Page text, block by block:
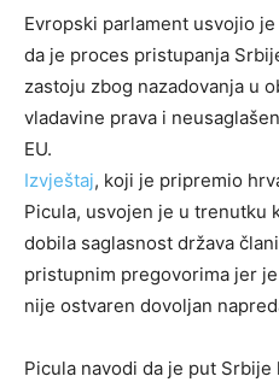
Evropski parlament usvojio
da je proces pristupanja
zastoju zbog nazadovanja u
vladavine prava i
EU.
Izvještaj, koji je pripremio
Picula, usvojen je u trenutku
dobila saglasnost država
pristupnim pregovorima jer
nije ostvaren dovoljan
Picula navodi da je put